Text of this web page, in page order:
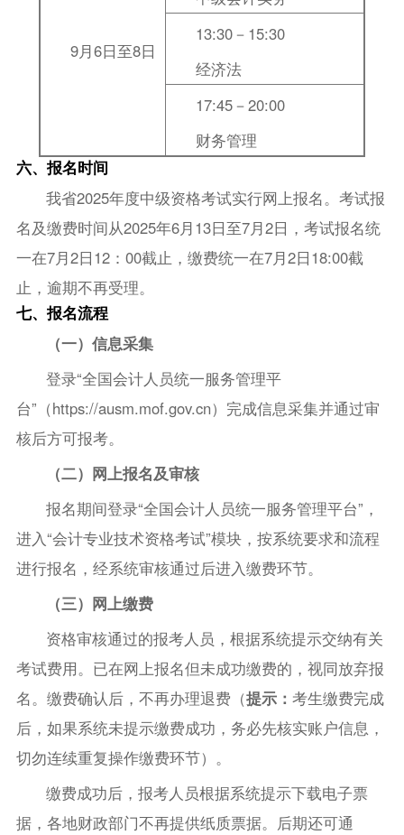
9月6日至8日
13:30－15:30
经济法
17:45－20:00
财务管理
六、报名时间
我省2025年度中级资格考试实行网上报名。考试报
名及缴费时间从2025年6月13日至7月2日，考试报名统
一在7月2日12：00截止，缴费统一在7月2日18:00截
止，逾期不再受理。
七、报名流程
（一）信息采集
登录“全国会计人员统一服务管理平
台”（https://ausm.mof.gov.cn）完成信息采集并通过审
核后方可报考。
（二）网上报名及审核
报名期间登录“全国会计人员统一服务管理平台”，
进入“会计专业技术资格考试”模块，按系统要求和流程
进行报名，经系统审核通过后进入缴费环节。
（三）网上缴费
资格审核通过的报考人员，根据系统提示交纳有关
考试费用。已在网上报名但未成功缴费的，视同放弃报
名。缴费确认后，不再办理退费（提示： 考生缴费完成
后，如果系统未提示缴费成功，务必先核实账户信息，
切勿连续重复操作缴费环节）。
缴费成功后，报考人员根据系统提示下载电子票
据，各地财政部门不再提供纸质票据。后期还可通